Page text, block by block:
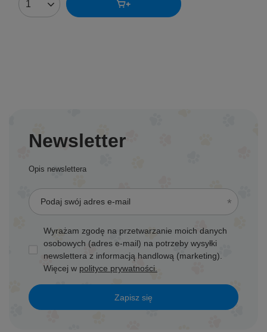
Ilość produktów
Newsletter
Opis newslettera
Podaj swój adres e-mail
Wyrażam zgodę na przetwarzanie moich danych
osobowych (adres e-mail) na potrzeby wysyłki
newslettera z informacją handlową (marketing).
Więcej w polityce prywatności.
Zapisz się